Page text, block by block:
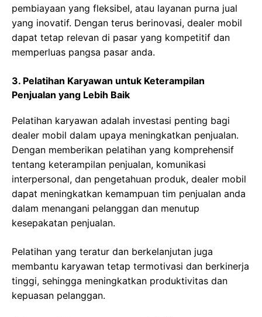
pembiayaan yang fleksibel, atau layanan purna jual
yang inovatif. Dengan terus berinovasi, dealer mobil
dapat tetap relevan di pasar yang kompetitif dan
memperluas pangsa pasar anda.
3. Pelatihan Karyawan untuk Keterampilan
Penjualan yang Lebih Baik
Pelatihan karyawan adalah investasi penting bagi
dealer mobil dalam upaya meningkatkan penjualan.
Dengan memberikan pelatihan yang komprehensif
tentang keterampilan penjualan, komunikasi
interpersonal, dan pengetahuan produk, dealer mobil
dapat meningkatkan kemampuan tim penjualan anda
dalam menangani pelanggan dan menutup
kesepakatan penjualan.
Pelatihan yang teratur dan berkelanjutan juga
membantu karyawan tetap termotivasi dan berkinerja
tinggi, sehingga meningkatkan produktivitas dan
kepuasan pelanggan.